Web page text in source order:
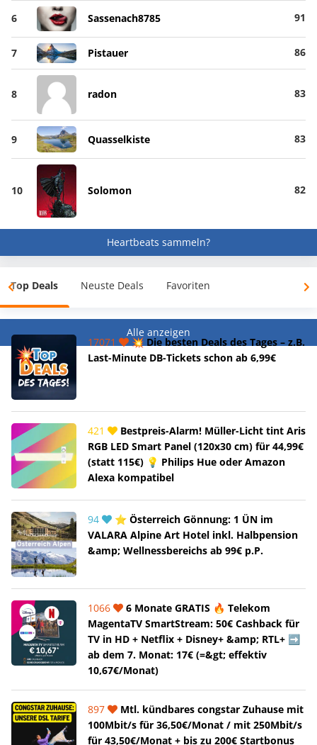
6 Sassenach8785 91
7 Pistauer 86
8 radon 83
9 Quasselkiste 83
10 Solomon 82
Heartbeats sammeln?
Top Deals Neuste Deals Favoriten
Alle anzeigen
17071
💥 Die besten Deals des Tages – z.B.
Last-Minute DB-Tickets schon ab 6,99€
421
Bestpreis-Alarm! Müller-Licht tint Aris
RGB LED Smart Panel (120x30 cm) für 44,99€
(statt 115€) 💡 Philips Hue oder Amazon
Alexa kompatibel
94
⭐ Österreich Gönnung: 1 ÜN im
VALARA Alpine Art Hotel inkl. Halbpension
&amp; Wellnessbereichs ab 99€ p.P.
1066
6 Monate GRATIS 🔥 Telekom
MagentaTV SmartStream: 50€ Cashback für
TV in HD + Netflix + Disney+ &amp; RTL+ ➡️
ab dem 7. Monat: 17€ (=&gt; effektiv
10,67€/Monat)
897
Mtl. kündbares congstar Zuhause mit
100Mbit/s für 36,50€/Monat / mit 250Mbit/s
für 43,50€/Monat + bis zu 200€ Startbonus